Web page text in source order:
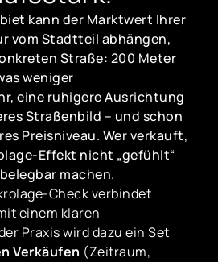
kann der Marktwert Ihrer
vom Stadtteil abhängen,
Straße: 200 Meter
weniger
eine ruhigere Ausrichtung
Straßenbild – und schon
Preisniveau. Wer verkauft,
Effekt nicht „gefühlt“
machen.
Check verbindet
einem klaren
Praxis wird dazu ein Set
Verkäufen (Zeitraum,